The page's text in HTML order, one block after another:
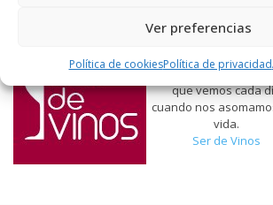
Ver preferencias
Política de cookiesPolítica de privacidad
Hablamos de vinos,
que nos gusta, de lo
tenemos más cerca,
que vemos cada
cuando nos
vida.
Ser de Vinos